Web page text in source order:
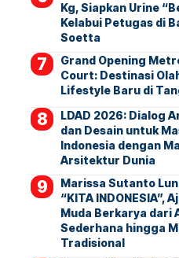
Kg, Siapkan Urine
Kelabui Petugas di
Soetta
Grand Opening
Court: Destinasi
Lifestyle Baru di
LDAD 2026: Dialog
dan Desain untuk
Indonesia dengan
Arsitektur Dunia
Marissa Sutanto
“KITA INDONESIA”,
Muda Berkarya dari
Sederhana hingga
Tradisional